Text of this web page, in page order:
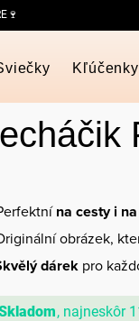
Kľúčenky
na cesty i
obrázek,
dárek pro